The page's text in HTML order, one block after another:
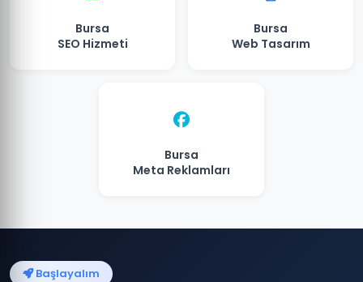
Bursa
SEO Hizmeti
Bursa
Web Tasarım
Bursa
Meta Reklamları
Başlayalım